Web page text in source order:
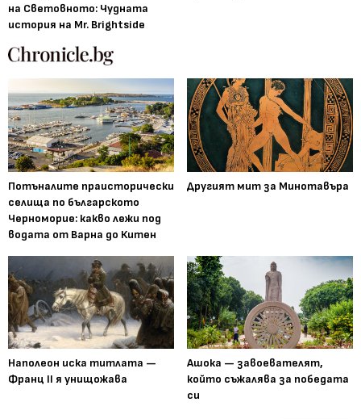
на Световното: Чудната
история на Mr. Brightside
Потъналите праисторически
селища по българското
Черноморие: какво лежи под
водата от Варна до Китен
Другият мит за Минотавъра
Наполеон иска титлата —
Франц II я унищожава
Ашока — завоевателят,
който съжалява за победата
си